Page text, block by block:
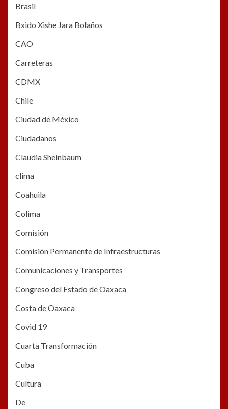
Brasil
Bxido Xishe Jara Bolaños
CAO
Carreteras
CDMX
Chile
Ciudad de México
Ciudadanos
Claudia Sheinbaum
clima
Coahuila
Colima
Comisión
Comisión Permanente de Infraestructuras
Comunicaciones y Transportes
Congreso del Estado de Oaxaca
Costa de Oaxaca
Covid 19
Cuarta Transformación
Cuba
Cultura
De